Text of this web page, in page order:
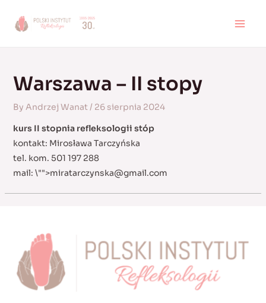
Warszawa – II stopy
By Andrzej Wanat/ 26 sierpnia 2024
kurs II stopnia refleksologii stóp
kontakt: Mirosława Tarczyńska
tel. kom. 501 197 288
mail: \"">miratarczynska@gmail.com